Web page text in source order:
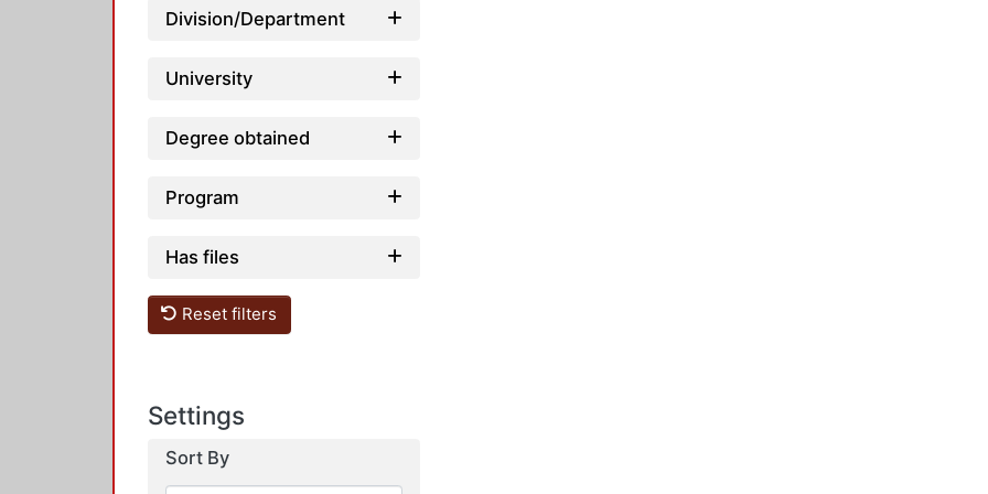
Division/Department
University
Degree obtained
Program
Has files
Reset filters
Settings
Sort By